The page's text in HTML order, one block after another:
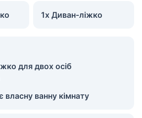
1x Диван-ліжко
для двох осіб
власну ванну кімнату